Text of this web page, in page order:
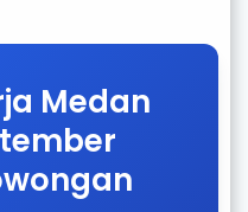
Medan